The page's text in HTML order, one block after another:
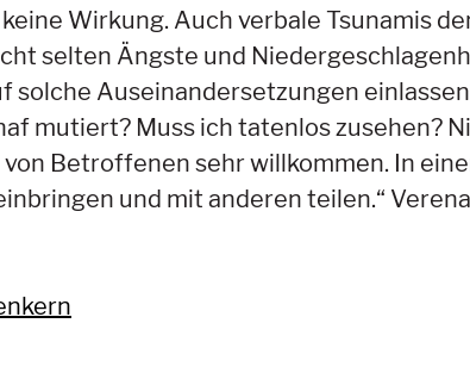
Wirkung. Auch verbale Tsunamis
selten Ängste und
solche Auseinandersetzungen
mutiert? Muss ich tatenlos zusehen?
Betroffenen sehr willkommen. In
und mit anderen teilen.“ Verena